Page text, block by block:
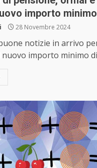
importo minimo
28 Novembre 2024
notizie in arrivo
nuovo importo minimo